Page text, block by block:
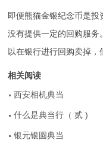
即便熊猫金银纪念币是
没有提供一定的回购服
以在银行进行回购卖掉，
相关阅读
西安相机典当
什么是典当行（ 贰 )
银元银圆典当